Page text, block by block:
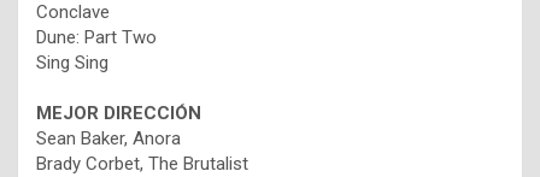
Conclave
Dune: Part Two
Sing Sing
MEJOR DIRECCIÓN
Sean Baker, Anora
Brady Corbet, The Brutalist